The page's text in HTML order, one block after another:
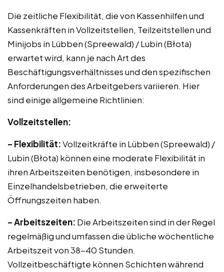
Die zeitliche Flexibilität, die von Kassenhilfen und
Kassenkräften in Vollzeitstellen, Teilzeitstellen und
Minijobs in Lübben (Spreewald) / Lubin (Błota)
erwartet wird, kann je nach Art des
Beschäftigungsverhältnisses und den spezifischen
Anforderungen des Arbeitgebers variieren. Hier
sind einige allgemeine Richtlinien:
Vollzeitstellen:
– Flexibilität:Vollzeitkräfte in Lübben (Spreewald) /
Lubin (Błota) können eine moderate Flexibilität in
ihren Arbeitszeiten benötigen, insbesondere in
Einzelhandelsbetrieben, die erweiterte
Öffnungszeiten haben.
– Arbeitszeiten: Die Arbeitszeiten sind in der Regel
regelmäßig und umfassen die übliche wöchentliche
Arbeitszeit von 38-40 Stunden.
Vollzeitbeschäftigte können Schichten während